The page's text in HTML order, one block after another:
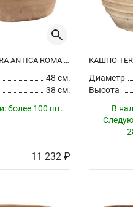
КАШПО TERRA ANTICA ROMA CHALK WHITE
48 см.
38 см.
более 100 шт.
11 232 ₽
Диаметр
Высота
В